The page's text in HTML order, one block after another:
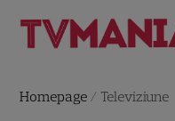
Homepage / Televiziune